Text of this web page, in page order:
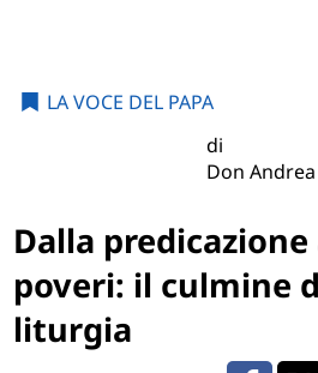
LA VOCE DEL PAPA
di
Don
Dalla
poveri: il culmine
liturgia